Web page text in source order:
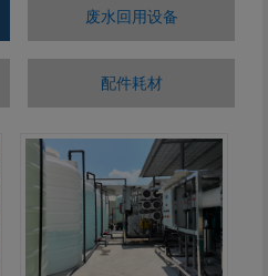
废水回用设备
配件耗材